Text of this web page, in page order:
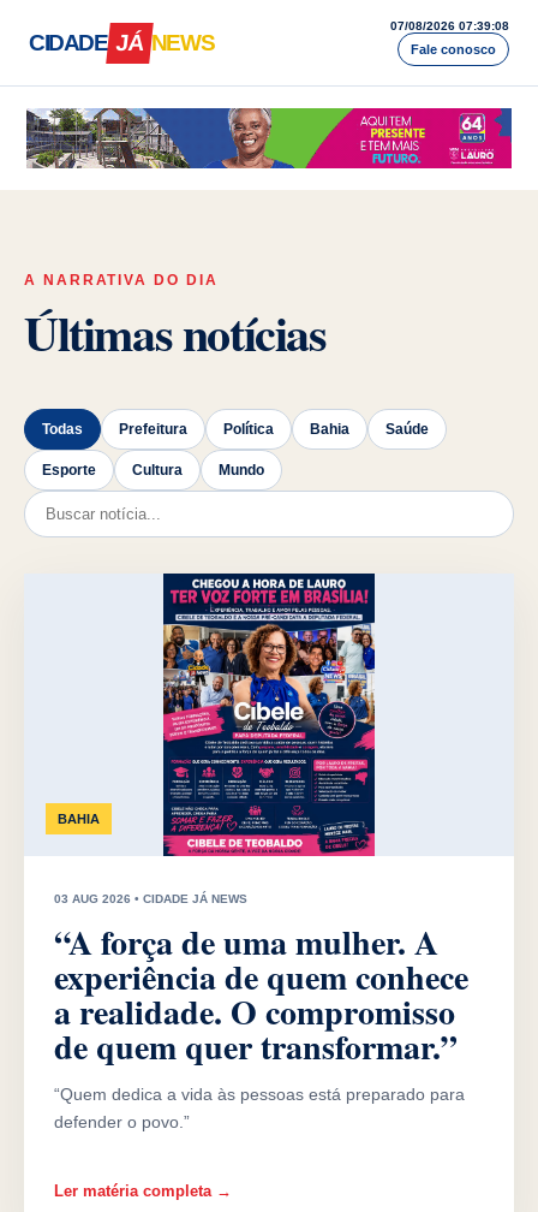
CIDADE JÁ NEWS
07/08/2026 07:39:10
Fale conosco
A NARRATIVA DO DIA
Últimas notícias
Todas Prefeitura Política Bahia Saúde
Esporte Cultura Mundo
Pesquisar
BAHIA
03 AUG 2026 • CIDADE JÁ NEWS
“A força de uma mulher. A
experiência de quem conhece
a realidade. O compromisso
de quem quer transformar.”
“Quem dedica a vida às pessoas está preparado para
defender o povo.”
Ler matéria completa →